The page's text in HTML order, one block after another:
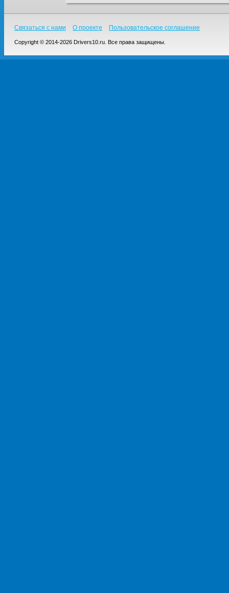
Связаться с нами О проекте Пользовательское соглашение
Copyright © 2014-2026 Drivers10.ru. Все права защищены.